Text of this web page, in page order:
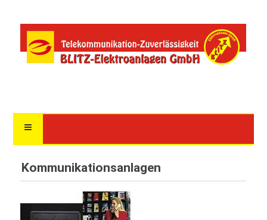
Kommunikationsanlagen